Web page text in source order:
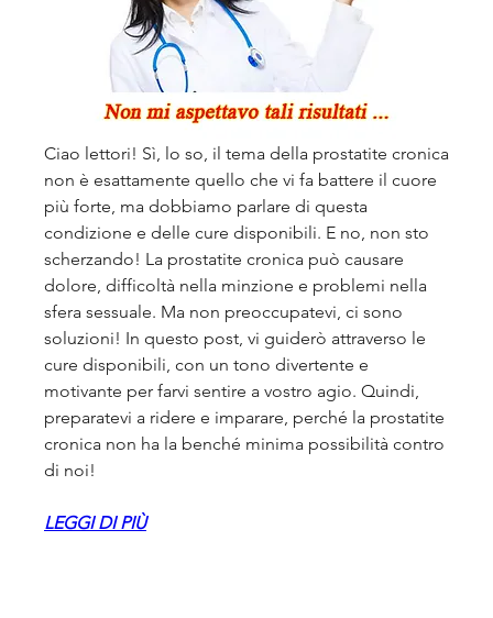
Ciao lettori! Sì, lo so, il tema della prostatite cronica
non è esattamente quello che vi fa battere il cuore
più forte, ma dobbiamo parlare di questa
condizione e delle cure disponibili. E no, non sto
scherzando! La prostatite cronica può causare
dolore, difficoltà nella minzione e problemi nella
sfera sessuale. Ma non preoccupatevi, ci sono
soluzioni! In questo post, vi guiderò attraverso le
cure disponibili, con un tono divertente e
motivante per farvi sentire a vostro agio. Quindi,
preparatevi a ridere e imparare, perché la prostatite
cronica non ha la benché minima possibilità contro
di noi!
LEGGI DI PIÙ